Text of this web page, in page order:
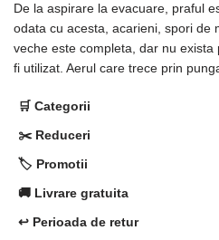
De la aspirare la evacuare, praful
odata cu acesta, acarieni, spori de
veche este completa, dar nu
fi utilizat. Aerul care trece prin
🛒 Categorii
✂️ Reduceri
🏷️ Promotii
🚚 Livrare gratuita
↩️ Perioada de retur